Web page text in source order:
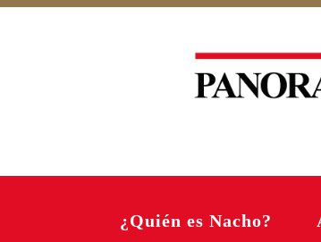
¿Quién es Nacho?